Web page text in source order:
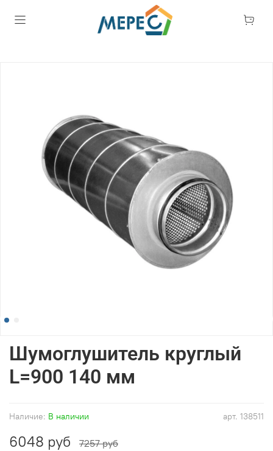
арт. 138511
Наличие: В наличии
Шумоглушитель круглый
L=900 140 мм
6048 руб 7257 руб